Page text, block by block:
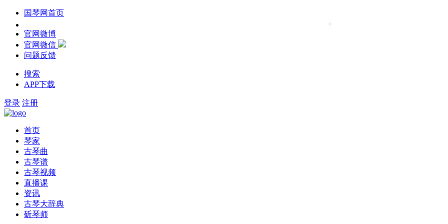
国琴网首页
官网微博
官网微信
问题反馈
搜索
APP下载
登录 注册
首页
琴家
古琴曲
古琴谱
古琴视频
直播课
资讯
古琴大辞典
斫琴师